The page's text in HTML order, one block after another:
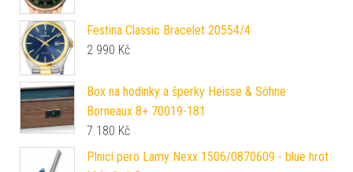
Festina Classic Bracelet 20554/4
2 990 Kč
Box na hodinky a šperky Heisse & Söhne
Borneaux 8+ 70019-181
7 180 Kč
Plnicí pero Lamy Nexx 1506/0870609 - blue hrot